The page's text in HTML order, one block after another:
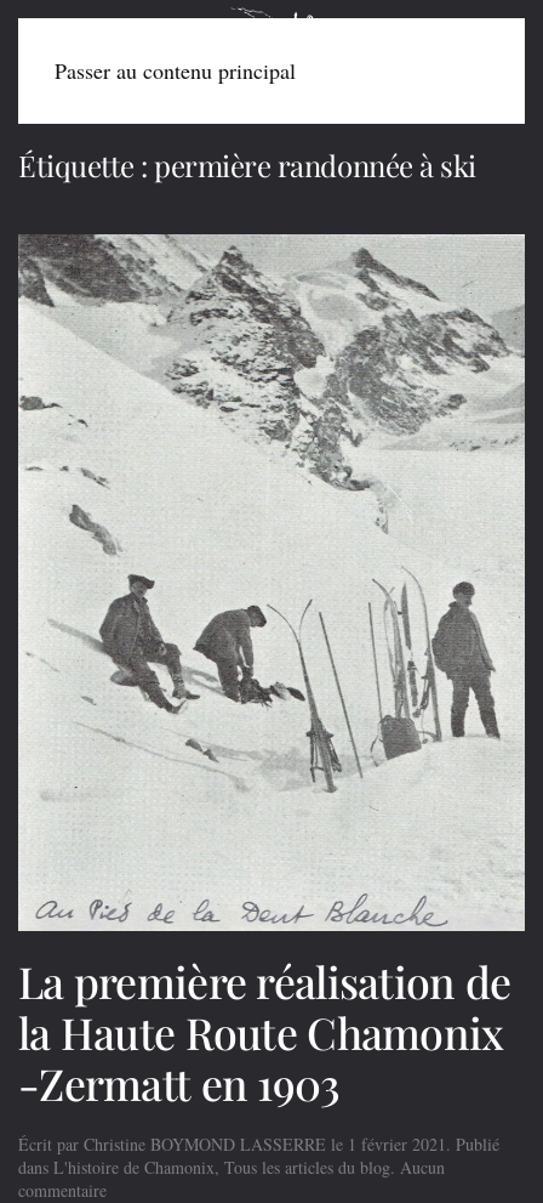
Passer au contenu principal
Étiquette :permière randonnée à ski
La première réalisation de
la Haute Route Chamonix
-Zermatt en 1903
Écrit par Christine BOYMOND LASSERRE le 1 février 2021 . Publié
dans L'histoire de Chamonix, Tous les articles du blog. Aucun
commentairesur